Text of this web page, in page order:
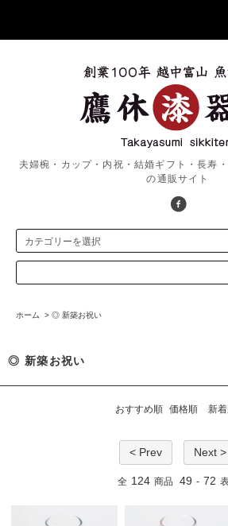
夫婦椀・カップ・内祝・結婚ギフト・長寿
の通販サイト
ホーム > ◎ 新築お祝い
◎ 新築お祝い
おすすめ順 価格順 新
< Prev Next >
全 124 商品 49 - 72